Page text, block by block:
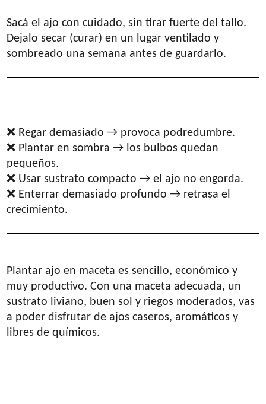
Sacá el ajo con cuidado, sin tirar fuerte del tallo.
Dejalo secar (curar) en un lugar ventilado y
sombreado una semana antes de guardarlo.
❌ Regar demasiado → provoca podredumbre.
❌ Plantar en sombra → los bulbos quedan
pequeños.
❌ Usar sustrato compacto → el ajo no engorda.
❌ Enterrar demasiado profundo → retrasa el
crecimiento.
Plantar ajo en maceta es sencillo, económico y
muy productivo. Con una maceta adecuada, un
sustrato liviano, buen sol y riegos moderados, vas
a poder disfrutar de ajos caseros, aromáticos y
libres de químicos.